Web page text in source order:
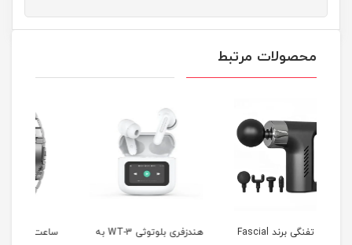
محصولات مرتبط
هندزفری بلوتوثی WT-3 به
ساعت هوشمند مدل WS-86